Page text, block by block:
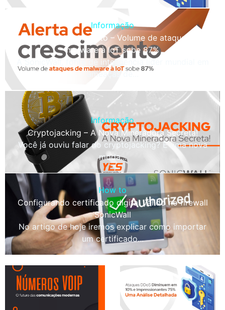
Informação
Alerta de crescimento – Volume de ataques de
malware à IoT sobe 87%
A SonicWall, fonte de inteligência líder mundial em
ameaças de...
Informação
Cryptojacking – A Nova Mineradora Secreta!
Você já ouviu falar do cryptojacking? É uma nova
moda...
How to
Configurando certificado digital válido no firewall
SonicWall
No artigo de hoje iremos explicar como importar
um certificado...